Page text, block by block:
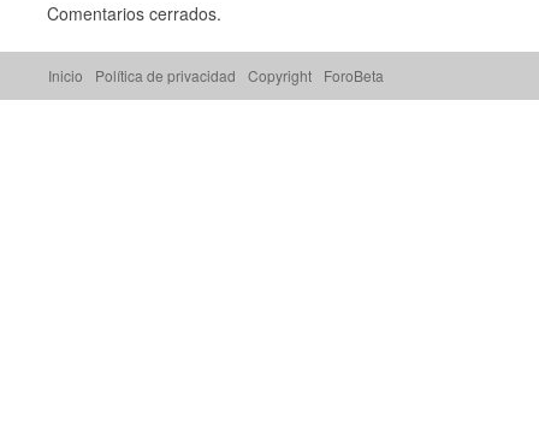
Comentarios cerrados.
Inicio Política de privacidad Copyright ForoBeta